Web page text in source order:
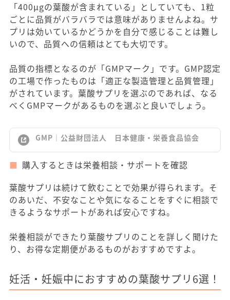
「400μgの葉酸が含まれている」としていても、1粒
ごとに品質がバラバラでは意味がありませんよね。サ
プリは効いているかどうかを自分で感じることは難し
いので、品質への信頼はとても大切です。
品質の指標となるのが「GMPマーク」です。GMP認定
の工場で作ったものは「適正な製造管理と品質管理」
がされています。葉酸サプリを選ぶのであれば、なる
べくGMPマークがあるものを選ぶと良いでしょう。
GMP｜公益財団法人 日本健康・栄養食品協会
購入するときは栄養相談・サポートを確認
葉酸サプリは続けて飲むことで効果が得られます。そ
のあいだ、不安なことや気になることをすぐに相談で
きるようなサポートがあれば安心ですね。
栄養相談ができたり葉酸サプリのことを詳しく聞けた
り、お得な定期便があるものがおすすめですよ。
妊活・妊娠中におすすめの葉酸サプリ6選！